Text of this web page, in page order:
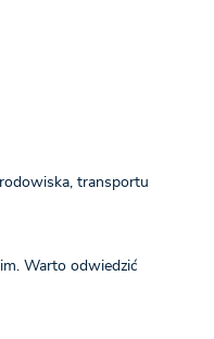
transportu
Warto odwiedzić